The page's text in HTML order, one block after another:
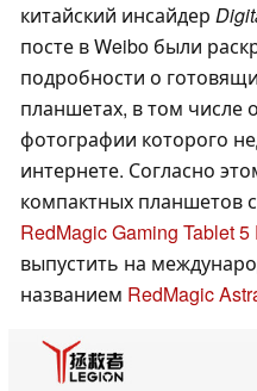
китайский инсайдер
посте в Weibo были
подробности о
планшетах, в том числе
фотографии которого
интернете. Согласно
компактных планшетов
RedMagic Gaming Tablet 5
выпустить на
названием RedMagic